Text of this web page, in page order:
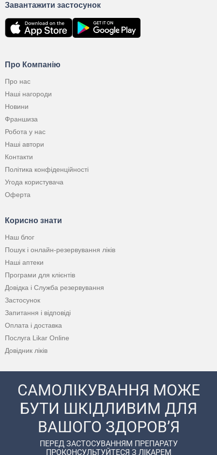
Про Компанію
Про нас
Наші нагороди
Новини
Франшиза
Робота у нас
Наші автори
Контакти
Політика конфіденційності
Угода користувача
Оферта
Корисно знати
Наш блог
Пошук і онлайн-резервування ліків
Наші аптеки
Програми для клієнтів
Довідка і Служба резервування
Застосунок
Запитання і відповіді
Оплата і доставка
Послуга Likar Online
Довідник ліків
Завантажити застосунок
САМОЛІКУВАННЯ МОЖЕ
БУТИ ШКІДЛИВИМ ДЛЯ
ВАШОГО ЗДОРОВ’Я
ПЕРЕД ЗАСТОСУВАННЯМ ПРЕПАРАТУ
ПРОКОНСУЛЬТУЙТЕСЯ З ЛІКАРЕМ